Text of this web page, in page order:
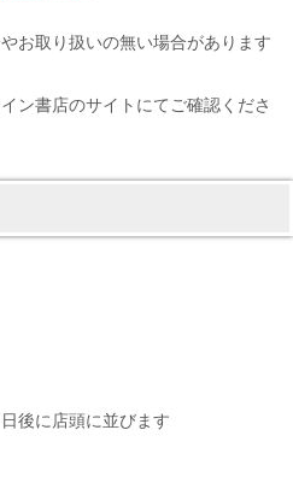
お取り扱いの無い場合があります
ン書店のサイトにてご確認くださ
後に店頭に並びます